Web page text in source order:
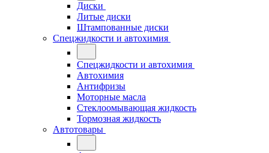
Диски
Литые диски
Штампованные диски
Спецжидкости и автохимия
Спецжидкости и автохимия
Автохимия
Антифризы
Моторные масла
Стеклоомывающая жидкость
Тормозная жидкость
Автотовары